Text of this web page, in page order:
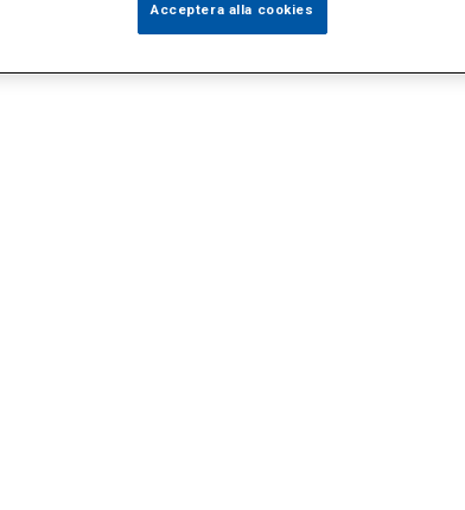
Acceptera alla cookies